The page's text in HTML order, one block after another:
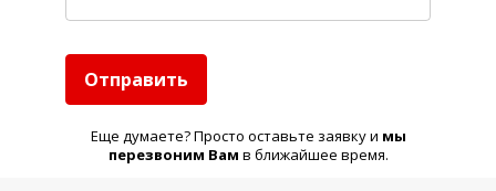
Отправить
Еще думаете? Просто оставьте заявку и мы
перезвоним Вам в ближайшее время.